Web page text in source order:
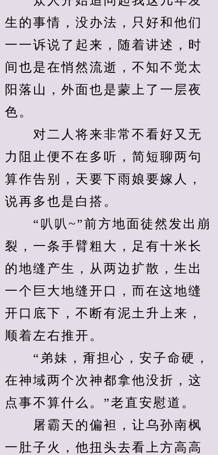
生的事情，没办法，只好和他们
一一诉说了起来，随着讲述，时
间也是在悄然流逝，不知不觉太
阳落山，外面也是蒙上了一层夜
色。
对二人将来非常不看好又无
力阻止便不在多听，简短聊两句
算作告别，天要下雨娘要嫁人，
说再多也是白搭。
“叭叭~”前方地面徒然发出崩
裂，一条手臂粗大，足有十米长
的地缝产生，从两边扩散，生出
一个巨大地缝开口，而在这地缝
开口底下，不断有泥土升上来，
顺着左右推开。
“弟妹，甭担心，安子命硬，
在神域两个次神都拿他没折，这
点事不算什么。”老直安慰道。
屠霸天的偏袒，让乌孙南枫
一肚子火，他扭头去看上方高高